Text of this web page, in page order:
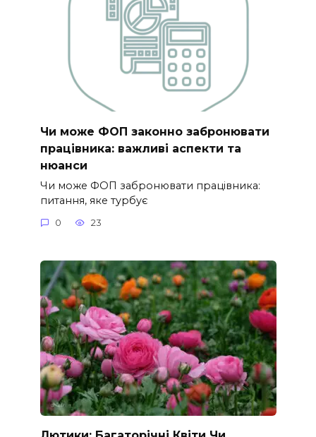
Чи може ФОП законно забронювати
працівника: важливі аспекти та
нюанси
Чи може ФОП забронювати працівника:
питання, яке турбує
0 23